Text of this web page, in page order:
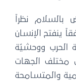
بالسلام نظراً
ينفتح الإنسان
الحرب ووحشيّة
مختلف الجهات
والمتسامحة